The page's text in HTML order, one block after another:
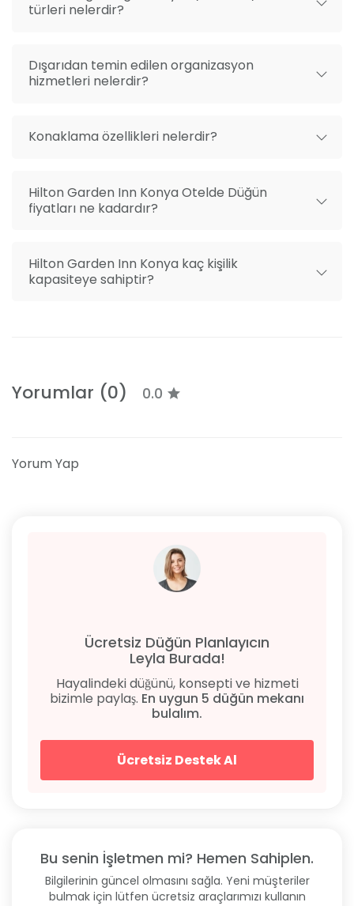
Konya havalimanına 15 dakikalık mesafede yer alıyor
42020 Karatay/Konya
türleri nelerdir?
Dışarıdan temin edilen organizasyon
hizmetleri nelerdir?
Konaklama özellikleri nelerdir?
Hilton Garden Inn Konya Otelde Düğün
fiyatları ne kadardır?
Hilton Garden Inn Konya kaç kişilik
kapasiteye sahiptir?
Yorumlar (0) 0.0
Yorum Yap
Ücretsiz Düğün Planlayıcın
Leyla Burada!
Hayalindeki düğünü, konsepti ve hizmeti
bizimle paylaş. En uygun 5 düğün mekanı
bulalım.
Ücretsiz Destek Al
Bu senin İşletmen mi? Hemen Sahiplen.
Bilgilerinin güncel olmasını sağla. Yeni müşteriler
bulmak için lütfen ücretsiz araçlarımızı kullanın